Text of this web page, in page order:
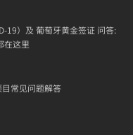
19）及 葡萄牙黄金签证 问答:
在这里
常见问题解答